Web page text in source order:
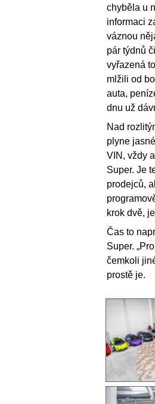
chyběla u
informaci
váznou
pár týdnů
vyřazená
mlžili od
auta,
dnu už
Nad
plyne
VIN, vždy
Super. Je
prodejců,
krok dvě,
Čas to
Super.
čemkoli
prostě je.